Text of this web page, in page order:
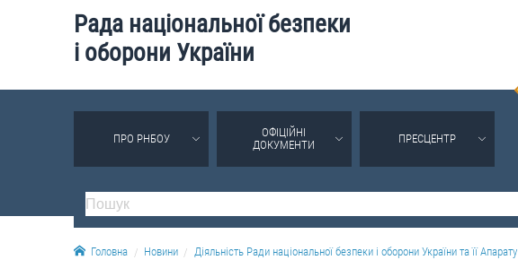
Рада національної безпеки
і оборони України
ПРО РНБОУ
ОФІЦІЙНІ
ДОКУМЕНТИ
ПРЕСЦЕНТР
Головна Новини Діяльність Ради національної безпеки і оборони України та її Апарату